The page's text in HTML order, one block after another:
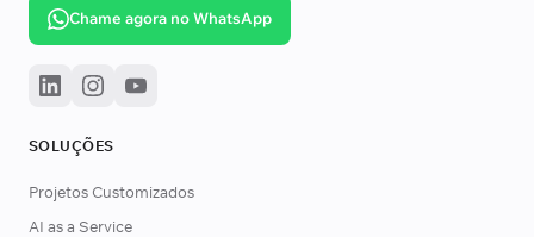
Chame agora no WhatsApp
SOLUÇÕES
Projetos Customizados
AI as a Service